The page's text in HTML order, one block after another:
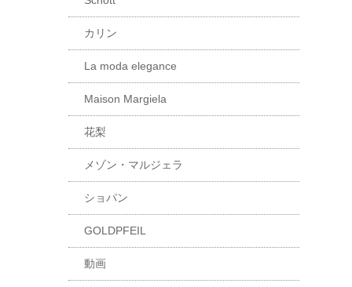
カリン
La moda elegance
Maison Margiela
花梨
メゾン・マルジェラ
ショパン
GOLDPFEIL
動画